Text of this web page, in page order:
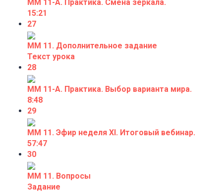
ММ 11-А. Практика. Смена зеркала.
15:21
27
ММ 11. Дополнительное задание
Текст урока
28
ММ 11-А. Практика. Выбор варианта мира.
8:48
29
ММ 11. Эфир неделя XI. Итоговый вебинар.
57:47
30
ММ 11. Вопросы
Задание